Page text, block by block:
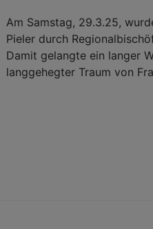
Am Samstag, 29.3.25,
Pieler durch
Damit gelangte ein langer
langgehegter Traum von